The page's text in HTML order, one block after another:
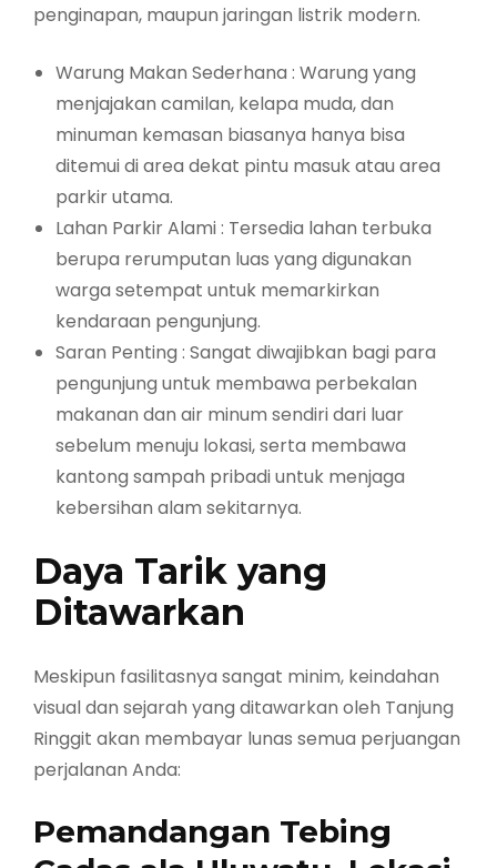
penginapan, maupun jaringan listrik modern.
Warung Makan Sederhana : Warung yang
menjajakan camilan, kelapa muda, dan
minuman kemasan biasanya hanya bisa
ditemui di area dekat pintu masuk atau area
parkir utama.
Lahan Parkir Alami : Tersedia lahan terbuka
berupa rerumputan luas yang digunakan
warga setempat untuk memarkirkan
kendaraan pengunjung.
Saran Penting : Sangat diwajibkan bagi para
pengunjung untuk membawa perbekalan
makanan dan air minum sendiri dari luar
sebelum menuju lokasi, serta membawa
kantong sampah pribadi untuk menjaga
kebersihan alam sekitarnya.
Daya Tarik yang
Ditawarkan
Meskipun fasilitasnya sangat minim, keindahan
visual dan sejarah yang ditawarkan oleh Tanjung
Ringgit akan membayar lunas semua perjuangan
perjalanan Anda:
Pemandangan Tebing